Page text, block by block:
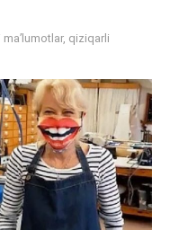
ma’lumotlar, qiziqarli